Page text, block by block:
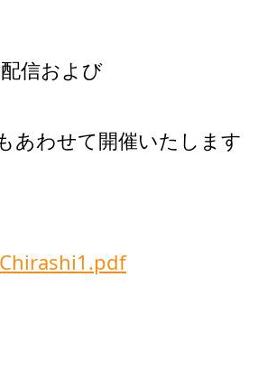
信および
あわせて開催いたします